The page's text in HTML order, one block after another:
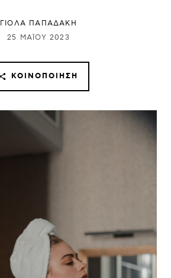
ΓΙΌΛΑ ΠΑΠΑΔΆΚΗ
25 ΜΑΪ́ΟΥ 2023
ΚΟΙΝΟΠΟΊΗΣΗ